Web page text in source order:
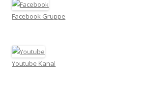
Facebook Gruppe
Youtube Kanal